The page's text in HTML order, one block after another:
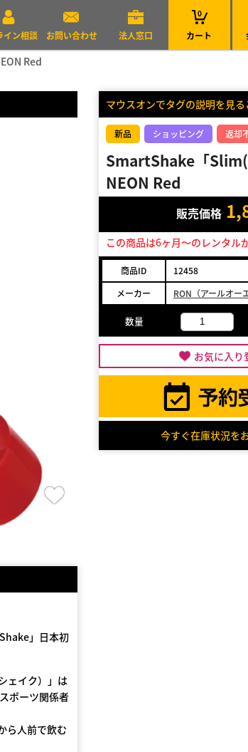
イン相談 お問い合わせ 法人窓口 カート
0
Red
」日本初
ェイク）」は
ポーツ関係者
ら人前で飲む
マウスオンでタグの説明を見る
新品 ショッピング 返却
SmartShake「Slim(
NEON Red
販売価格
この商品は6ヶ月～のレンタル
商品ID
12458
メーカー
RON（アールオー
数量
お気に入り
今すぐ在庫状況を